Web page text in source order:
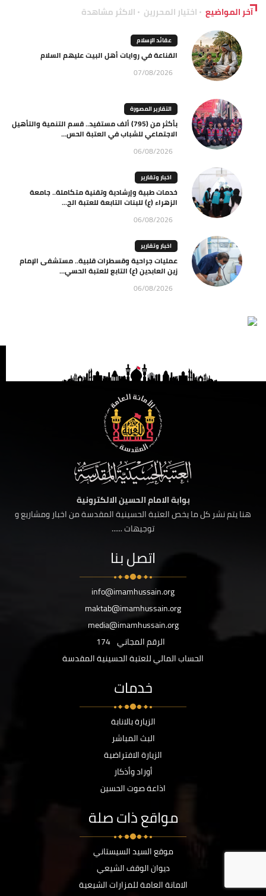
آخر المواضيع اختيار المحررين الاكثر مشاهدة
عقائد الإسلام
القناعة في روايات أهل البيت عليهم السلام
07/08/2026
التقارير المصورة
بأكثر من (795) ألف مستفيد.. قسم التنمية والتأهيل
الاجتماعي للشباب في العتبة الحس...
06/08/2026
اخبار وتقارير
خدمات طبية وإرشادية وتقنية متكاملة.. جامعة
الزهراء (ع) للبنات التابعة للعتبة الح...
06/08/2026
اخبار وتقارير
عمليات جراحية وقسطرات قلبية.. مستشفى الإمام
زين العابدين (ع) التابع للعتبة الحسي...
06/08/2026
بوابة الامام الحسين الالكترونية
هنا يتم نشر كل ما يخص العتبة الحسينية المقدسة من اخبار ومشاريع و
توجيهات ......
اتصل بنا
info@imamhussain.org
maktab@imamhussain.org
media@imamhussain.org
الرقم المجاني 174
الحساب المالي للعتبة الحسينية المقدسة
خدمات
الزيارة بالانابة
البث المباشر
الزيارة الافتراضية
أوراد وأذكار
اذاعة صوت الحسين
مواقع ذات صلة
موقع السيد السيستاني
ديوان الوقف الشيعي
الامانة العامة للمزارات الشيعية